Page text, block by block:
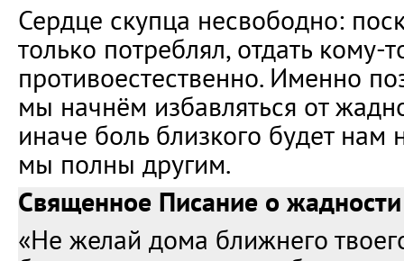
Сердце скупца несвободно:
только потреблял, отдать кому-
противоестественно. Именно
мы начнём избавляться от
иначе боль близкого будет нам
мы полны другим.
Священное Писание о жадности
«Не желай дома ближнего